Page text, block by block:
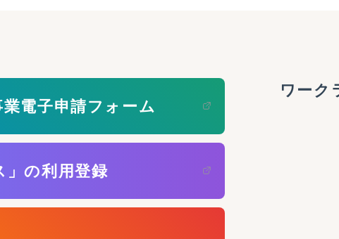
電子申請フォーム
」の利用登録
ワーク